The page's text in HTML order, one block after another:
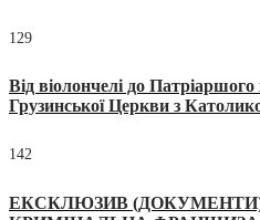
129
Від віолончелі до
Грузинської Церкви з
142
ЕКСКЛЮЗИВ